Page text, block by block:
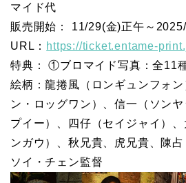
マイド代
販売開始： 11/29(金)正午～
URL： https://ticket.entame-
特典： ①ブロマイド写真：全11
絵柄：龍捲風（ロンギュンフォ
ン・ロッグワン）、信一（ソン
プイー）、四仔（セイジャイ）
ンガウ）、秋兄貴、虎兄貴、陳占
ソイ・チェン監督